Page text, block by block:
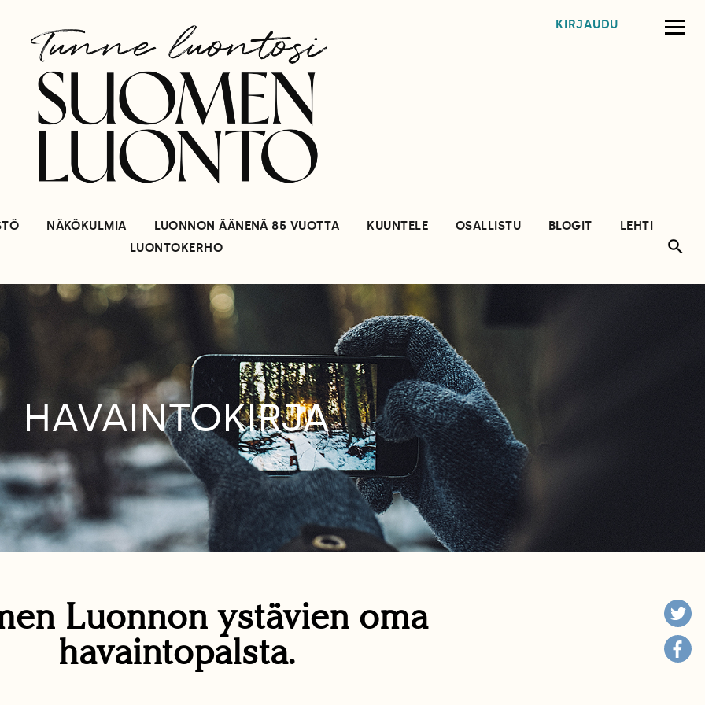
KIRJAUDU
NÄKÖKULMIA LUONNON ÄÄNENÄ 85 VUOTTA KUUNTELE OSALLISTU BLOGIT
LEHTI
LUONTOKERHO
HAVAINTOKIRJA
Luonnon ystävien oma
havaintopalsta.